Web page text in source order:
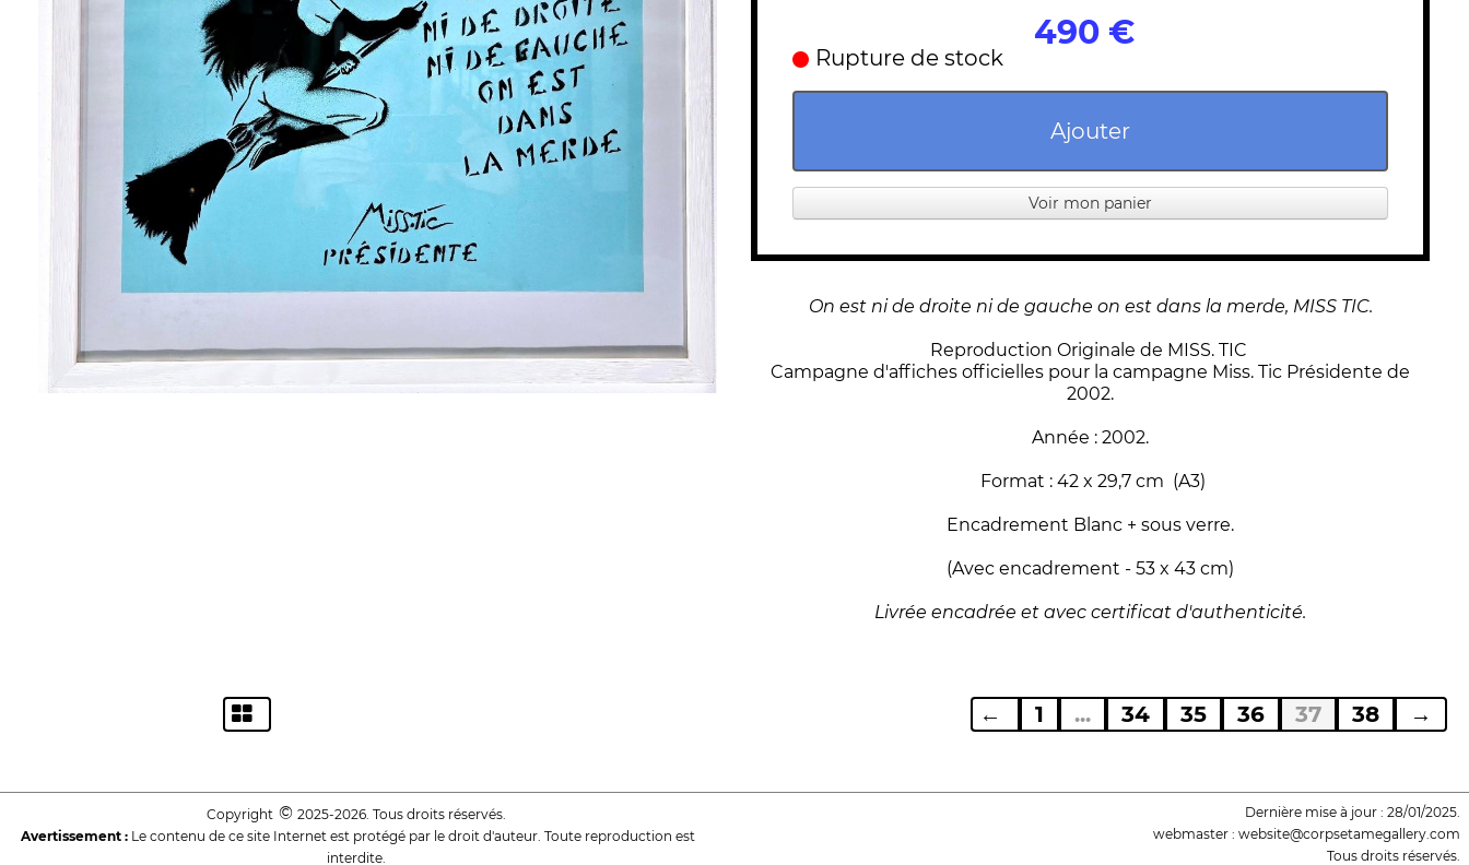
490 €
Rupture de stock
Ajouter
Voir mon panier
On est ni de droite ni de gauche on est dans la merde, MISS TIC.
Reproduction Originale de MISS. TIC
Campagne d'affiches officielles pour la campagne Miss. Tic Présidente de
2002.
Année : 2002.
Format : 42 x 29,7 cm (A3)
Encadrement Blanc + sous verre.
(Avec encadrement - 53 x 43 cm)
Livrée encadrée et avec certificat d'authenticité.
← 1 ... 34 35 36 37 38 →
Copyright © 2025-2026. Tous droits réservés.
Avertissement :Le contenu de ce site Internet est protégé par le droit d'auteur. Toute reproduction est
interdite.
Dernière mise à jour : 28/01/2025.
webmaster : website@corpsetamegallery.com
Tous droits réservés.